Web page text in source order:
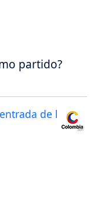
partido?